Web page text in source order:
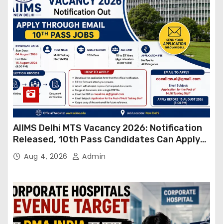
AIIMS Delhi MTS Vacancy 2026: Notification
Released, 10th Pass Candidates Can Apply
Through Email
Aug 4, 2026 Admin